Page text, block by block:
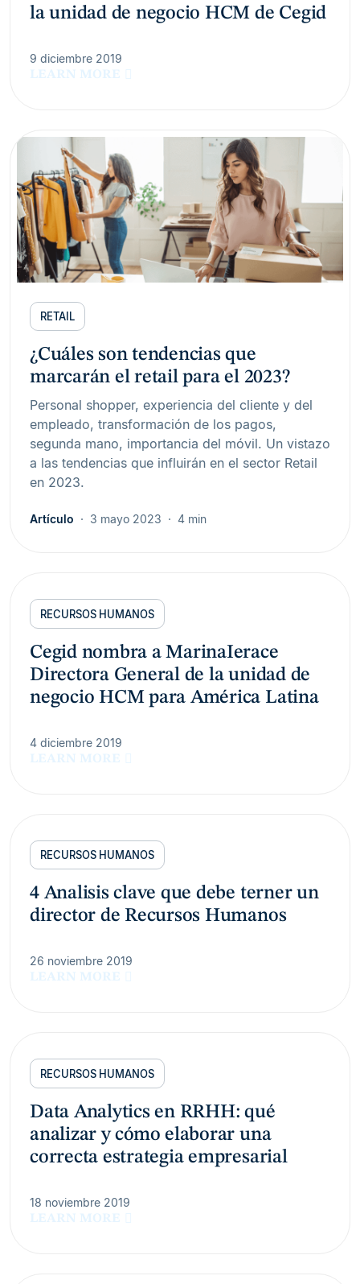
la unidad de negocio HCM de Cegid
9 diciembre 2019
LEARN MORE
RETAIL
¿Cuáles son tendencias que
marcarán el retail para el 2023?
Personal shopper, experiencia del cliente y del
empleado, transformación de los pagos,
segunda mano, importancia del móvil. Un vistazo
a las tendencias que influirán en el sector Retail
en 2023.
Artículo 3 mayo 2023 4 min
RECURSOS HUMANOS
Cegid nombra a MarinaIerace
Directora General de la unidad de
negocio HCM para América Latina
4 diciembre 2019
LEARN MORE
RECURSOS HUMANOS
4 Analisis clave que debe terner un
director de Recursos Humanos
26 noviembre 2019
LEARN MORE
RECURSOS HUMANOS
Data Analytics en RRHH: qué
analizar y cómo elaborar una
correcta estrategia empresarial
18 noviembre 2019
LEARN MORE